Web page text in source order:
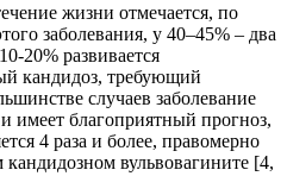
жизни отмечается, по
заболевания, у 40–45% – два
20% развивается
кандидоз, требующий
случаев заболевание
имеет благоприятный прогноз,
4 раза и более, правомерно
вульвовагините [4,